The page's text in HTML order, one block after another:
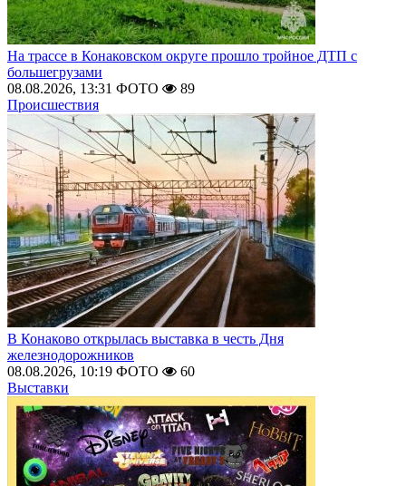
На трассе в Конаковском округе прошло тройное ДТП с
большегрузами
08.08.2026, 13:31 ФОТО
89
Происшествия
В Конаково открылась выставка в честь Дня
железнодорожников
08.08.2026, 10:19 ФОТО
60
Выставки